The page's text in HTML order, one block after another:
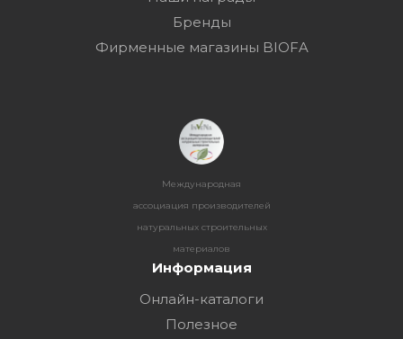
Бренды
Фирменные магазины BIOFA
Международная
ассоциация производителей
натуральных строительных
материалов
Информация
Онлайн-каталоги
Полезное